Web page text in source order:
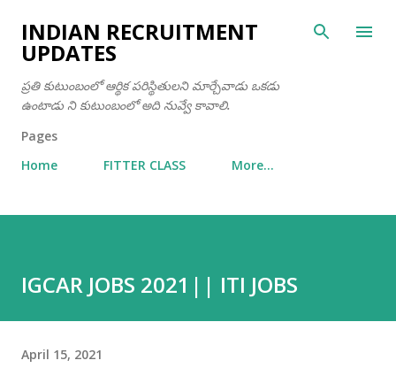
Skip to main content
INDIAN RECRUITMENT
UPDATES
ప్రతి కుటుంబంలో ఆర్థిక పరిస్థితులని మార్చేవాడు ఒకడు
ఉంటాడు ని కుటుంబంలో అది నువ్వే కావాలి.
Pages
Home
FITTER CLASS More…
IGCAR JOBS 2021|| ITI JOBS
April 15, 2021